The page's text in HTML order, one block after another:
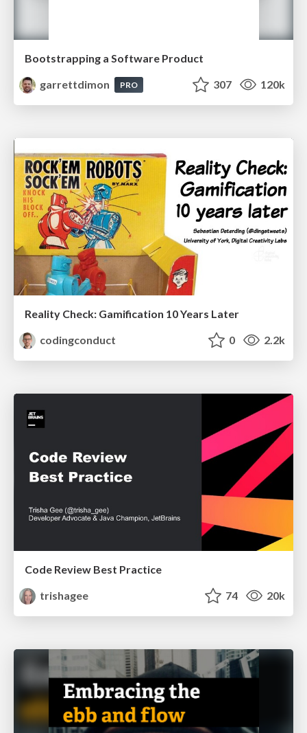
Bootstrapping a Software Product
garrettdimon
PRO 307 120k
Reality Check: Gamification 10 Years Later
codingconduct
0 2.2k
Code Review Best Practice
trishagee
74 20k